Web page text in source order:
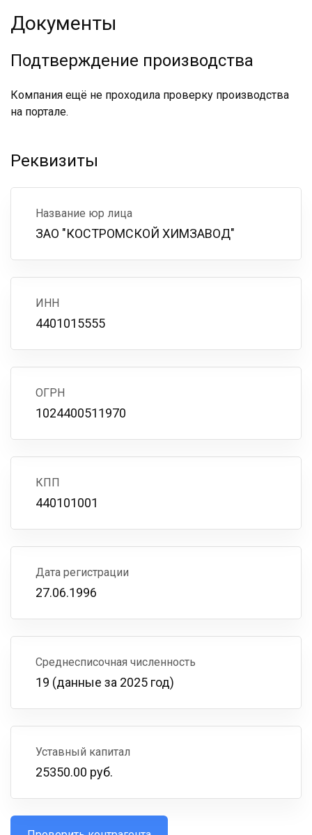
Документы
Подтверждение производства
Компания ещё не проходила проверку производства
на портале.
Реквизиты
Название юр лица
ЗАО "КОСТРОМСКОЙ ХИМЗАВОД"
ИНН
4401015555
ОГРН
1024400511970
КПП
440101001
Дата регистрации
27.06.1996
Среднесписочная численность
19 (данные за 2025 год)
Уставный капитал
25350.00 руб.